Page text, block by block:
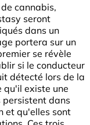
cannabis,
seront
dans un
portera sur un
se révèle
si le conducteur
détecté lors de la
qu'il existe une
dans
et qu'elles sont